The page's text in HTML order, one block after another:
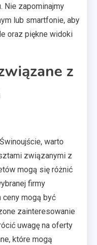
Nie zapominajmy
lub smartfonie, aby
oraz piękne widoki
z
warto
związanymi z
mogą się różnić
firmy
mogą być
zainteresowanie
uwagę na oferty
które mogą